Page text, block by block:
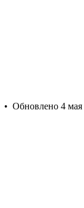
• Обновлено 4 мая